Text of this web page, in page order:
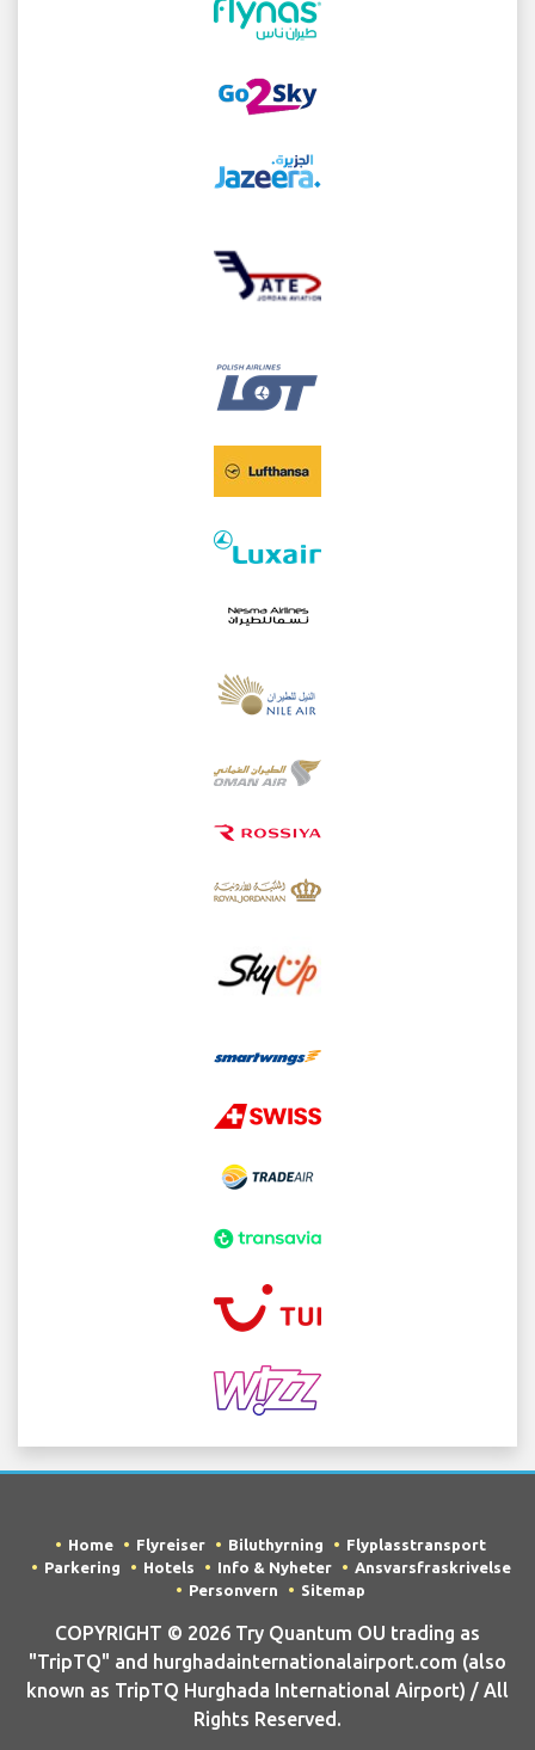
Home Flyreiser Biluthyrning
Flyplasstransport
Parkering
Hotels Info & Nyheter
Ansvarsfraskrivelse
Personvern
Sitemap
COPYRIGHT © 2026 Try Quantum OU trading as
"TripTQ" and hurghadainternationalairport.com (also
known as TripTQ Hurghada International Airport) / All
Rights Reserved.